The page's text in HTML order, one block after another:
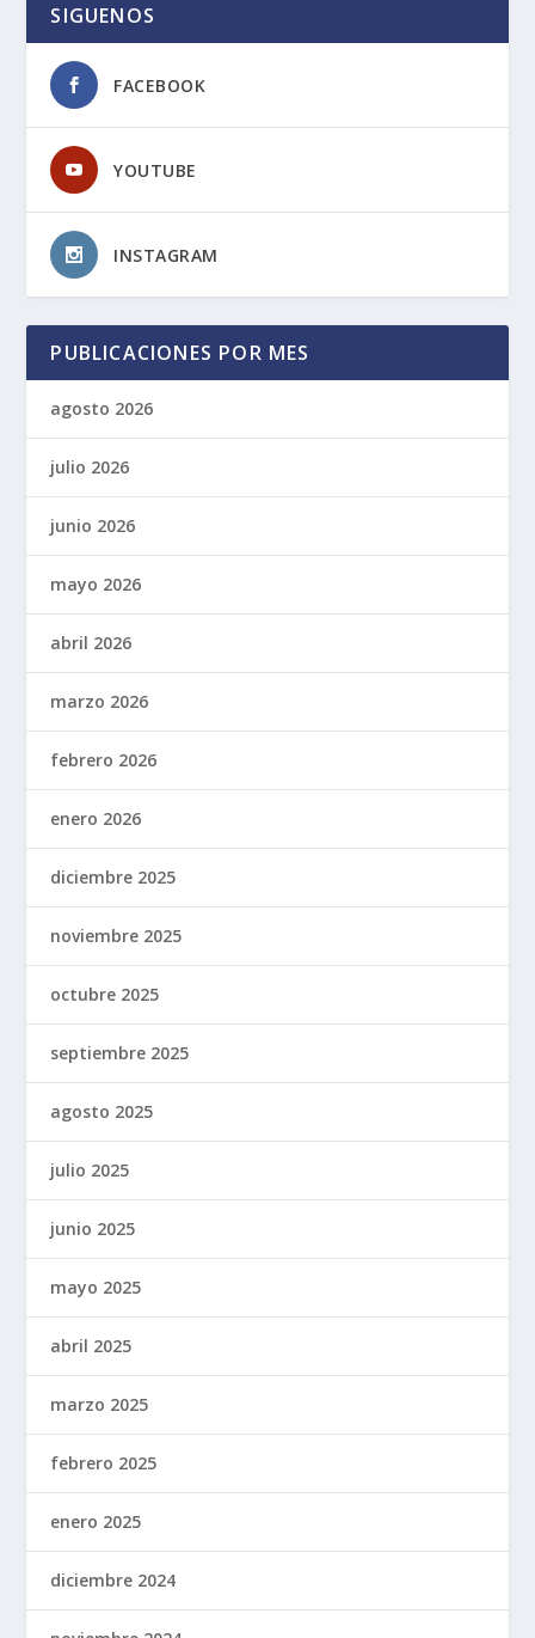
SIGUENOS
FACEBOOK
YOUTUBE
INSTAGRAM
PUBLICACIONES POR MES
agosto 2026
julio 2026
junio 2026
mayo 2026
abril 2026
marzo 2026
febrero 2026
enero 2026
diciembre 2025
noviembre 2025
octubre 2025
septiembre 2025
agosto 2025
julio 2025
junio 2025
mayo 2025
abril 2025
marzo 2025
febrero 2025
enero 2025
diciembre 2024